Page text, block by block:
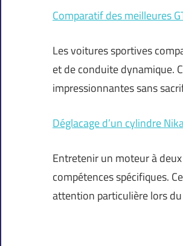
Comparatif des meilleures
Les voitures sportives
et de conduite dynamique.
impressionnantes sans
Déglacage d’un cylindre
Entretenir un moteur à
compétences spécifiques.
attention particulière lors du